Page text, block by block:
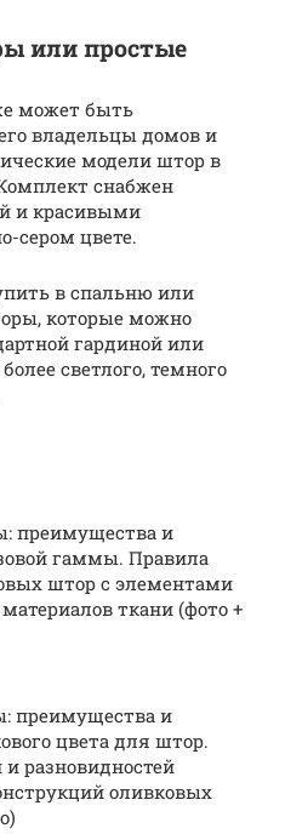
или простые
может быть
владельцы домов и
модели штор в
снабжен
и красивыми
сером цвете.
в спальню или
которые можно
гардиной или
светлого, темного
преимущества и
гаммы. Правила
штор с элементами
ткани (фото +
преимущества и
цвета для штор.
разновидностей
оливковых